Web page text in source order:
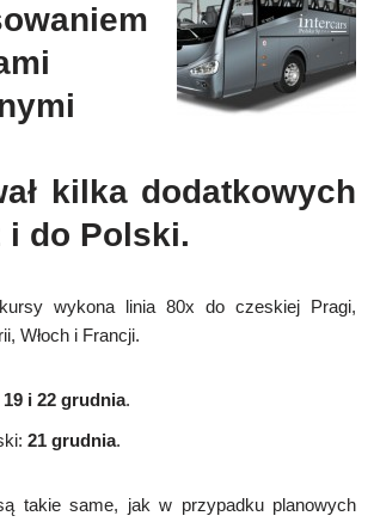
kilka dodatkowych
i do Polski.
wykona linia 80x do czeskiej Pragi,
Włoch i Francji.
19 i 22 grudnia.
21 grudnia.
takie same, jak w przypadku planowych